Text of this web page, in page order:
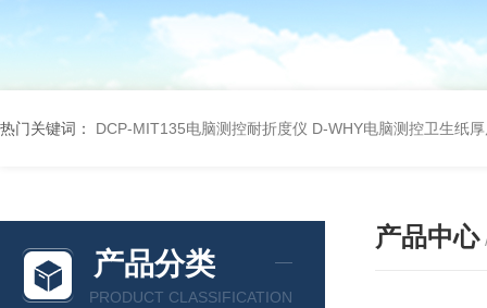
热门关键词： DCP-MIT135电脑测控耐折度仪 D-WHY电脑测控卫生纸
产品分类
PRODUCT CLASSIFICATION
产品中心